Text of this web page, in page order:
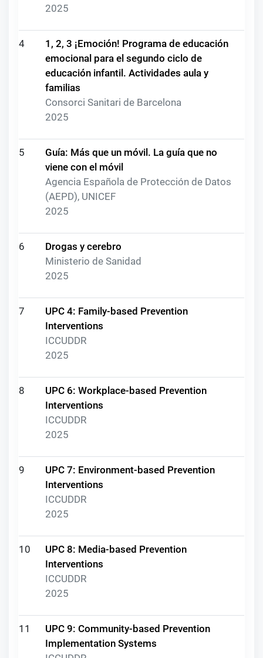
2025
4
1, 2, 3 ¡Emoción! Programa de educación
emocional para el segundo ciclo de
educación infantil. Actividades aula y
familias
Consorci Sanitari de Barcelona
2025
5
Guía: Más que un móvil. La guía que no
viene con el móvil
Agencia Española de Protección de Datos
(AEPD), UNICEF
2025
6
Drogas y cerebro
Ministerio de Sanidad
2025
7
UPC 4: Family-based Prevention
Interventions
ICCUDDR
2025
8
UPC 6: Workplace-based Prevention
Interventions
ICCUDDR
2025
9
UPC 7: Environment-based Prevention
Interventions
ICCUDDR
2025
10
UPC 8: Media-based Prevention
Interventions
ICCUDDR
2025
11
UPC 9: Community-based Prevention
Implementation Systems